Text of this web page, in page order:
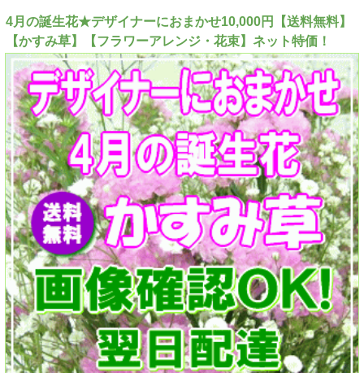
4月の誕生花★デザイナーにおまかせ10,000円【送料無料】
【かすみ草】【フラワーアレンジ・花束】ネット特価！